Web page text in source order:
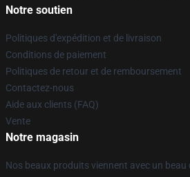
Notre soutien
Politiques d'expédition et de livraison
Conditions de paiement
Politiques de retour et de remboursement
Contactez-nous
Aide aux clients (FAQ)
Vente
Notre magasin
Nos beaux produits viennent avec un